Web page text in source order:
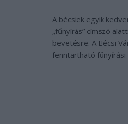
A bécsiek egyik
„fűnyírás” címszó
bevetésre. A Bécsi
fenntartható fűnyírási